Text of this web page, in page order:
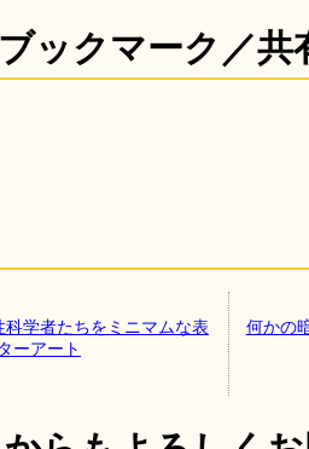
ックマーク／共
科学者たちをミニマムな表
ーアート
何かの